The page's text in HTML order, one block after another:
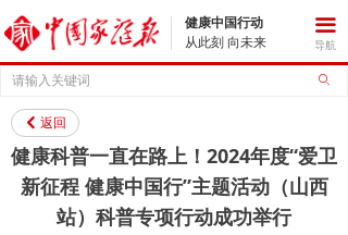
ꄙ
健康中国行动
从此刻 向未来
끀
导航
健康科普一直在路上！2024年度“爱卫
新征程 健康中国行”主题活动（山西
站）科普专项行动成功举行
낒 返回